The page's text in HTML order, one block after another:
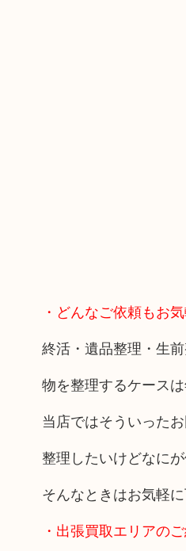
・どんなご依頼もお
終活・遺品整理・生
物を整理するケースは
当店ではそういった
整理したいけどなに
そんなときはお気軽
・出張買取エリアの